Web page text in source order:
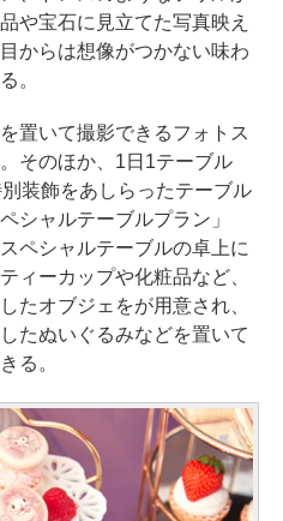
や宝石に見立てた写真映え
からは想像がつかない味わ
。
置いて撮影できるフォトス
そのほか、1日1テーブル
装飾をあしらったテーブル
シャルテーブルプラン」
ペシャルテーブルの卓上に
ィーカップや化粧品など、
たオブジェをが用意され、
たぬいぐるみなどを置いて
る。